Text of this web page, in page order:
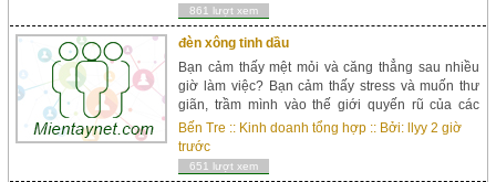
861 lượt xem
đèn xông tinh dầu
Bạn cảm thấy mệt mỏi và căng thẳng sau nhiều
giờ làm việc? Bạn cảm thấy stress và muốn thư
giãn, trầm mình vào thế giới quyến rũ của các
hương thơm tinh dầu. Mời bạn đến với thế giới
tinh dầu thơm IMA để cùng hòa mình vào hương
tinh dầu thơm q...
Bến Tre :: Kinh doanh tổng hợp :: Bởi: llyy 2 giờ
trước
651 lượt xem